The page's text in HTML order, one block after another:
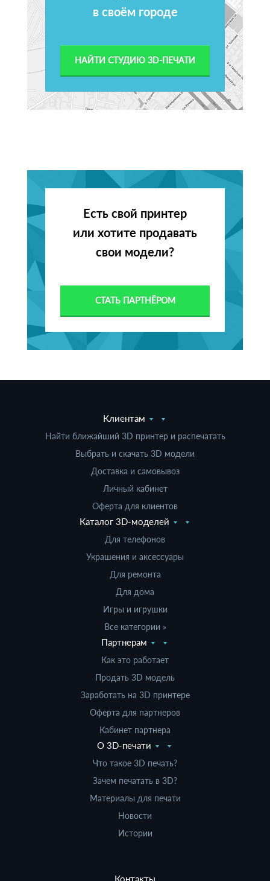
в своём городе
НАЙТИ СТУДИЮ 3D-ПЕЧАТИ
Есть свой принтер
или хотите продавать
свои модели?
СТАТЬ ПАРТНЁРОМ
Клиентам
Найти ближайший 3D принтер и распечатать
Выбрать и скачать 3D модели
Доставка и самовывоз
Личный кабинет
Оферта для клиентов
Каталог 3D-моделей
Для телефонов
Украшения и аксессуары
Для ремонта
Для дома
Игры и игрушки
Все категории »
Партнерам
Как это работает
Продать 3D модель
Заработать на 3D принтере
Оферта для партнеров
Кабинет партнера
О 3D-печати
Что такое 3D печать?
Зачем печатать в 3D?
Материалы для печати
Новости
Истории
Контакты